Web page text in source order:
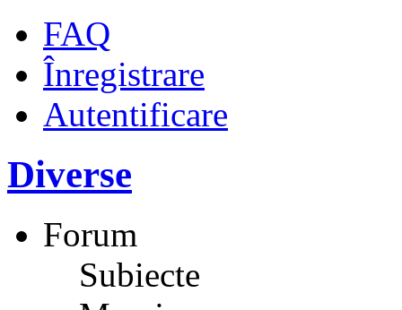
FAQ
Înregistrare
Autentificare
Diverse
Forum
Subiecte